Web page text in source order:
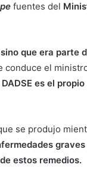
fuentes del
que era parte
conduce el
es el propio
se produjo
estos remedios.